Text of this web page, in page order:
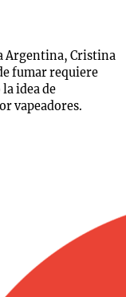
Argentina, Cristina
fumar requiere
idea de
vapeadores.